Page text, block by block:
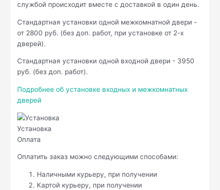
службой происходит вместе с доставкой в один день.
Стандартная установки одной межкомнатной двери -
от 2800 руб. (без доп. работ, при установке от 2-х
дверей).
Стандартная установки одной входной двери - 3950
руб. (без доп. работ).
Подробнее об установке входных и межкомнатных
дверей
Установка
Оплата
Оплатить заказ можно следующими способами:
Наличными курьеру, при получении
Картой курьеру, при получении